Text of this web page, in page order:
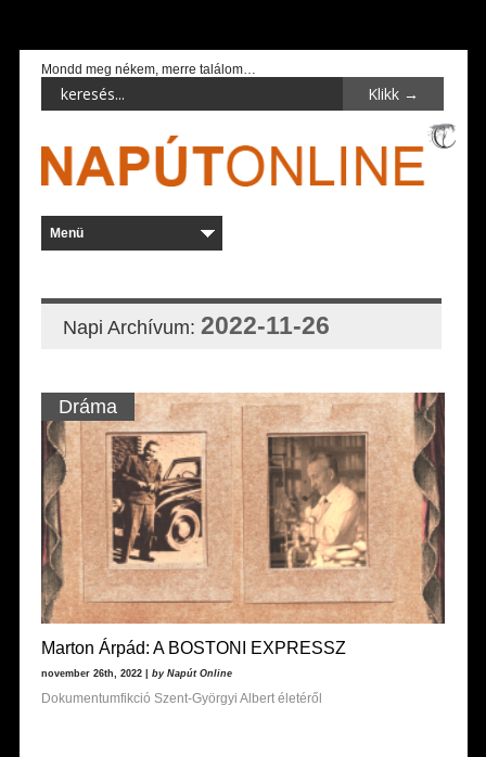
Mondd meg nékem, merre találom…
Napi Archívum: 2022-11-26
Dráma
Marton Árpád: A BOSTONI EXPRESSZ
november 26th, 2022 | by Napút Online
Dokumentumfikció Szent-Györgyi Albert életéről